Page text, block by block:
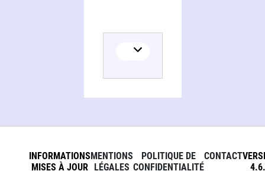
INFORMATIONS
MISES À JOUR
MENTIONS
LÉGALES
POLITIQUE DE
CONFIDENTIALITÉ
CONTACT